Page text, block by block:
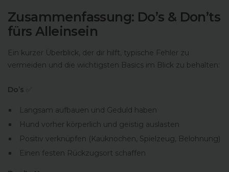
Zusammenfassung: Do’s & Don’ts
fürs Alleinsein
Ein kurzer Überblick, der dir hilft, typische Fehler zu
vermeiden und die wichtigsten Basics im Blick zu behalten:
Do’s
Langsam aufbauen und Geduld haben
Hund vorher körperlich und geistig auslasten
Positiv verknüpfen (Kauknochen, Spielzeug, Belohnung)
Einen festen Rückzugsort schaffen